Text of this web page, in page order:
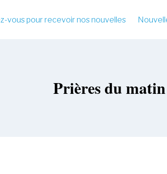
vous pour recevoir nos nouvelles
Prières du matin